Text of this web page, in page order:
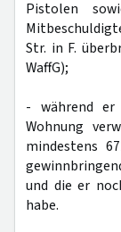
Pistolen
Str. in F.
WaffG);
- während er
Wohnung
mindestens
und die er
habe.